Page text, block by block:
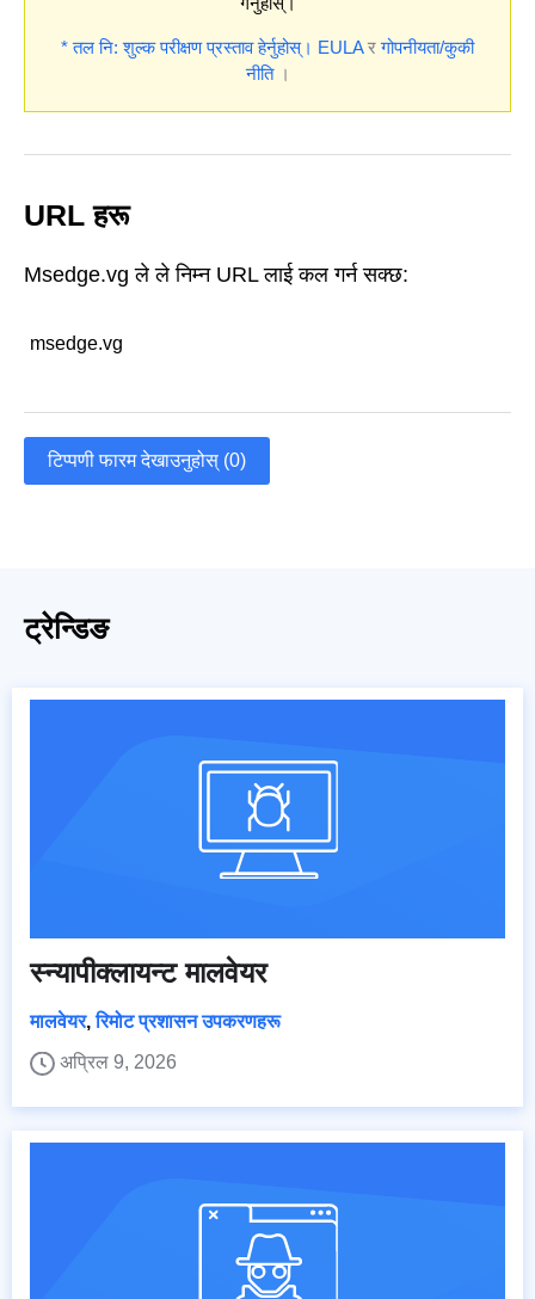
* तल नि: शुल्क परीक्षण प्रस्ताव हेर्नुहोस्। EULAरगोपनीयता/कुकी
नीति।
URL हरू
Msedge.vg ले ले निम्न URL लाई कल गर्न सक्छ:
msedge.vg
टिप्पणी फारम देखाउनुहोस् (0)
ट्रेन्डिङ
स्न्यापीक्लायन्ट मालवेयर
मालवेयर,रिमोट प्रशासन उपकरणहरू
अप्रिल 9, 2026